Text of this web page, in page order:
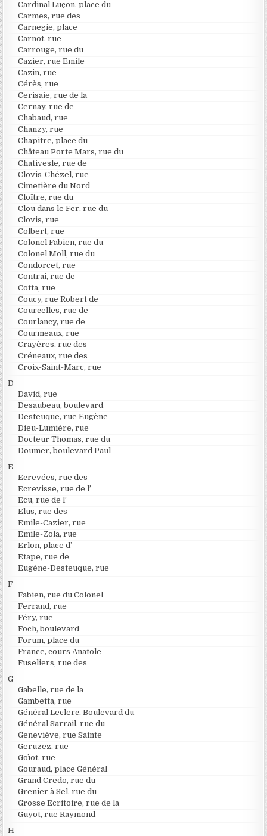
Cardinal Luçon, place du
Carmes, rue des
Carnegie, place
Carnot, rue
Carrouge, rue du
Cazier, rue Emile
Cazin, rue
Cérès, rue
Cerisaie, rue de la
Cernay, rue de
Chabaud, rue
Chanzy, rue
Chapitre, place du
Château Porte Mars, rue du
Chativesle, rue de
Clovis-Chézel, rue
Cimetière du Nord
Cloître, rue du
Clou dans le Fer, rue du
Clovis, rue
Colbert, rue
Colonel Fabien, rue du
Colonel Moll, rue du
Condorcet, rue
Contrai, rue de
Cotta, rue
Coucy, rue Robert de
Courcelles, rue de
Courlancy, rue de
Courmeaux, rue
Crayères, rue des
Créneaux, rue des
Croix-Saint-Marc, rue
D
David, rue
Desaubeau, boulevard
Desteuque, rue Eugène
Dieu-Lumière, rue
Docteur Thomas, rue du
Doumer, boulevard Paul
E
Ecrevées, rue des
Ecrevisse, rue de l’
Ecu, rue de l’
Elus, rue des
Emile-Cazier, rue
Emile-Zola, rue
Erlon, place d’
Etape, rue de
Eugène-Desteuque, rue
F
Fabien, rue du Colonel
Ferrand, rue
Féry, rue
Foch, boulevard
Forum, place du
France, cours Anatole
Fuseliers, rue des
G
Gabelle, rue de la
Gambetta, rue
Général Leclerc, Boulevard du
Général Sarrail, rue du
Geneviève, rue Sainte
Geruzez, rue
Goïot, rue
Gouraud, place Général
Grand Credo, rue du
Grenier à Sel, rue du
Grosse Ecritoire, rue de la
Guyot, rue Raymond
H